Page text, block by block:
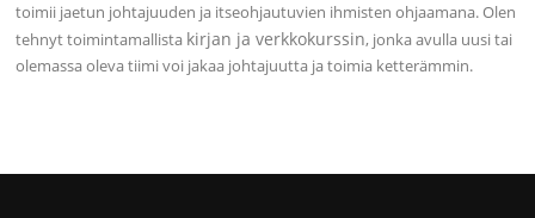
toimii jaetun johtajuuden ja itseohjautuvien ihmisten ohjaamana. Olen
tehnyt toimintamallista kirjan ja verkkokurssin, jonka avulla uusi tai
olemassa oleva tiimi voi jakaa johtajuutta ja toimia ketterämmin.